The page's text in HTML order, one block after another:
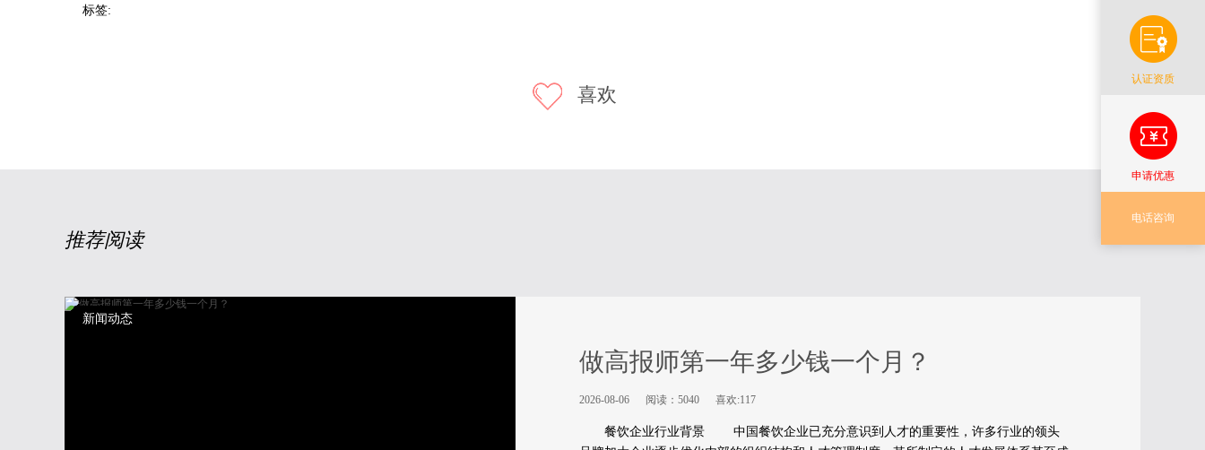
标签:
喜欢
推荐阅读
新闻动态
做高报师第一年多少钱一个月？
2026-08-06 阅读：5040 喜欢:117
餐饮企业行业背景 中国餐饮企业已充分意识到人才的重要性，许多行业的领头
认证资质
申请优惠
电话咨询